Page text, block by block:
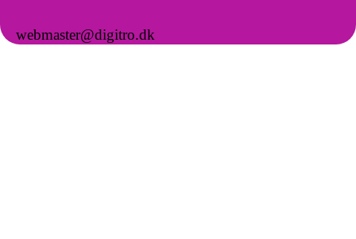
webmaster@digitro.dk